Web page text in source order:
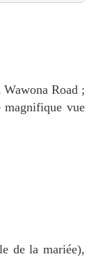
Road ;
magnifique vue
de la mariée),